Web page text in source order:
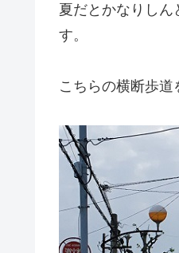
夏だとかなりし
す。
こちらの横断歩道